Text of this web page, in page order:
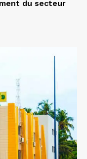
du secteur